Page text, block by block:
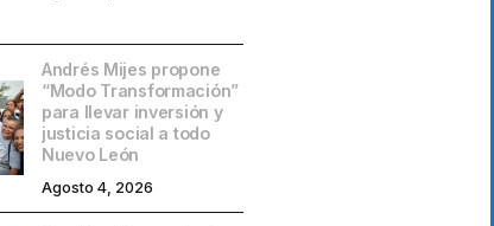
Andrés Mijes propone
“Modo Transformación”
para llevar inversión y
justicia social a todo
Nuevo León
Agosto 4, 2026